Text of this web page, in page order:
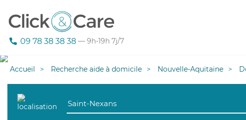
09 78 38 38 38 — 9h-19h 7j/7
Accueil Recherche aide à domicile Nouvelle-Aquitaine